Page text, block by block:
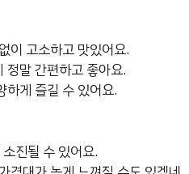
이 고소하고 맛있어요.
정말 간편하고 좋아요.
하게 즐길 수 있어요.
진될 수 있어요.